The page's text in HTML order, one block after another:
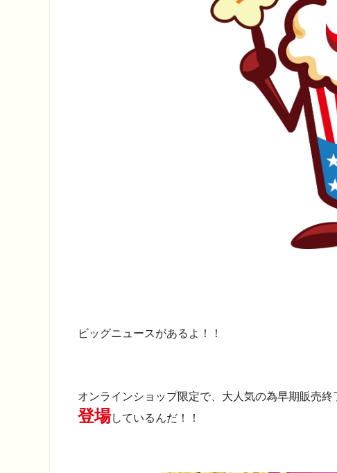
ビッグニュースがあるよ！！
オンラインショップ限定で、大人気の為早期販売終
登場しているんだ！！